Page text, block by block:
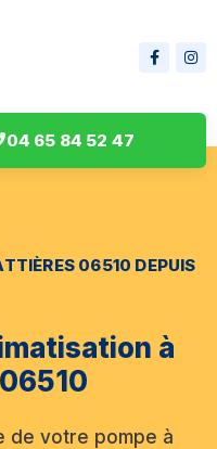
04 65 84 52 47
06510 DEPUIS
à
de votre pompe à